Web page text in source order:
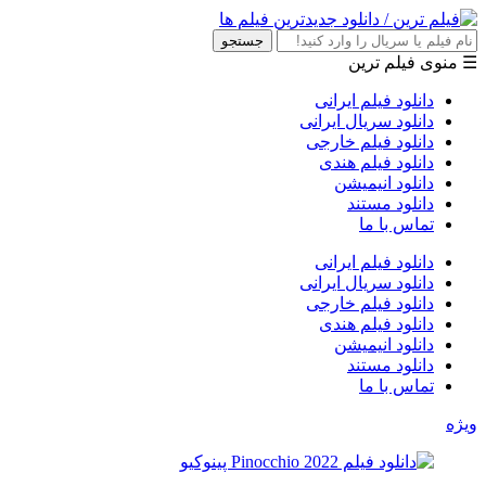
جستجو
☰ منوی فیلم ترین
دانلود فیلم ایرانی
دانلود سریال ایرانی
دانلود فیلم خارجی
دانلود فیلم هندی
دانلود انیمیشن
دانلود مستند
تماس با ما
دانلود فیلم ایرانی
دانلود سریال ایرانی
دانلود فیلم خارجی
دانلود فیلم هندی
دانلود انیمیشن
دانلود مستند
تماس با ما
ویژه